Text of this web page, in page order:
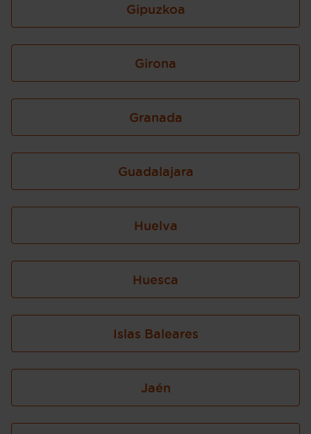
Gipuzkoa
Girona
Granada
Guadalajara
Huelva
Huesca
Islas Baleares
Jaén